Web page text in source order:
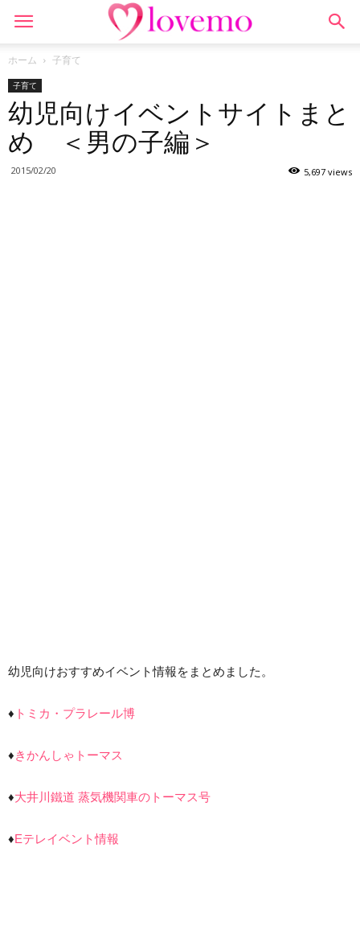
ホーム 子育て
子育て
幼児向けイベントサイトまと
め ＜男の子編＞
2015/02/20 5,697 views
幼児向けおすすめイベント情報をまとめました。
♦ トミカ・プラレール博
♦きかんしゃトーマス
♦大井川鐵道 蒸気機関車のトーマス号
♦Eテレイベント情報